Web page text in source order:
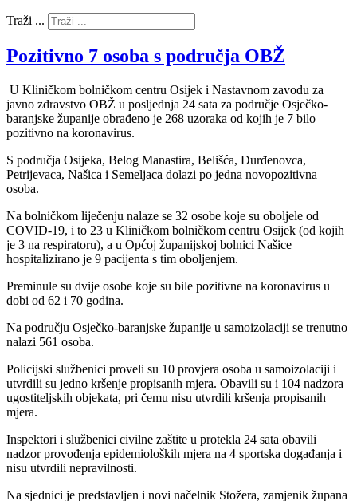
Traži ...
Pozitivno 7 osoba s područja OBŽ
U Kliničkom bolničkom centru Osijek i Nastavnom zavodu za
javno zdravstvo OBŽ u posljednja 24 sata za područje Osječko-
baranjske županije obrađeno je 268 uzoraka od kojih je 7 bilo
pozitivno na koronavirus.
S područja Osijeka, Belog Manastira, Belišća, Đurđenovca,
Petrijevaca, Našica i Semeljaca dolazi po jedna novopozitivna
osoba.
Na bolničkom liječenju nalaze se 32 osobe koje su oboljele od
COVID-19, i to 23 u Kliničkom bolničkom centru Osijek (od kojih
je 3 na respiratoru), a u Općoj županijskoj bolnici Našice
hospitalizirano je 9 pacijenta s tim oboljenjem.
Preminule su dvije osobe koje su bile pozitivne na koronavirus u
dobi od 62 i 70 godina.
Na području Osječko-baranjske županije u samoizolaciji se trenutno
nalazi 561 osoba.
Policijski službenici proveli su 10 provjera osoba u samoizolaciji i
utvrdili su jedno kršenje propisanih mjera. Obavili su i 104 nadzora
ugostiteljskih objekata, pri čemu nisu utvrdili kršenja propisanih
mjera.
Inspektori i službenici civilne zaštite u protekla 24 sata obavili
nadzor provođenja epidemioloških mjera na 4 sportska događanja i
nisu utvrdili nepravilnosti.
Na sjednici je predstavljen i novi načelnik Stožera, zamjenik župana